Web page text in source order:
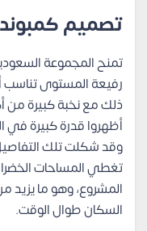
تصميم كمبوند
تمنح المجموعة
رفيعة المستوى تناسب
ذلك مع نخبة كبيرة من
أظهروا قدرة كبيرة في
وقد شكلت تلك
تغطي المساحات الخضراء
المشروع، وهو ما يزيد
السكان طوال الوقت.